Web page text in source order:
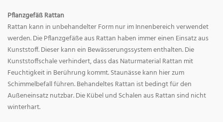
Pflanzgefäß Rattan
Rattan kann in unbehandelter Form nur im Innenbereich verwendet
werden. Die Pflanzgefäße aus Rattan haben immer einen Einsatz aus
Kunststoff. Dieser kann ein Bewässerungssystem enthalten. Die
Kunststoffschale verhindert, dass das Naturmaterial Rattan mit
Feuchtigkeit in Berührung kommt. Staunässe kann hier zum
Schimmelbefall führen. Behandeltes Rattan ist bedingt für den
Außeneinsatz nutzbar. Die Kübel und Schalen aus Rattan sind nicht
winterhart.